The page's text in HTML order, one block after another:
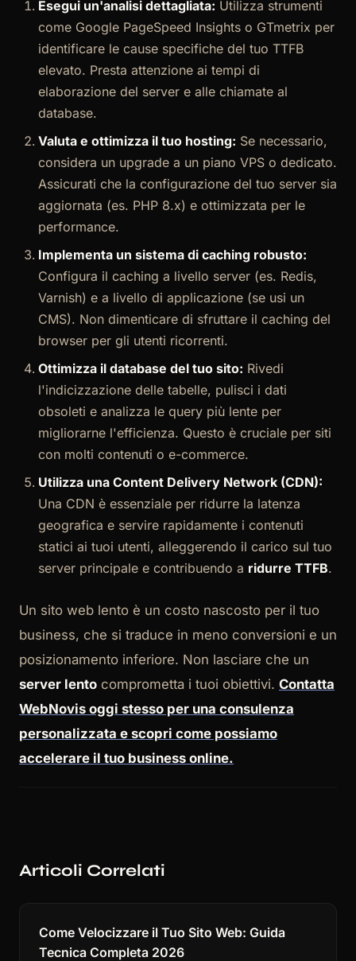
Esegui un'analisi dettagliata: Utilizza strumenti
come Google PageSpeed Insights o GTmetrix per
identificare le cause specifiche del tuo TTFB
elevato. Presta attenzione ai tempi di
elaborazione del server e alle chiamate al
database.
Valuta e ottimizza il tuo hosting: Se necessario,
considera un upgrade a un piano VPS o dedicato.
Assicurati che la configurazione del tuo server sia
aggiornata (es. PHP 8.x) e ottimizzata per le
performance.
Implementa un sistema di caching robusto:
Configura il caching a livello server (es. Redis,
Varnish) e a livello di applicazione (se usi un
CMS). Non dimenticare di sfruttare il caching del
browser per gli utenti ricorrenti.
Ottimizza il database del tuo sito: Rivedi
l'indicizzazione delle tabelle, pulisci i dati
obsoleti e analizza le query più lente per
migliorarne l'efficienza. Questo è cruciale per siti
con molti contenuti o e-commerce.
Utilizza una Content Delivery Network (CDN):
Una CDN è essenziale per ridurre la latenza
geografica e servire rapidamente i contenuti
statici ai tuoi utenti, alleggerendo il carico sul tuo
server principale e contribuendo a ridurre TTFB.
Un sito web lento è un costo nascosto per il tuo
business, che si traduce in meno conversioni e un
posizionamento inferiore. Non lasciare che un
server lento comprometta i tuoi obiettivi. Contatta
WebNovis oggi stesso per una consulenza
personalizzata e scopri come possiamo
accelerare il tuo business online.
Articoli Correlati
Come Velocizzare il Tuo Sito Web: Guida
Tecnica Completa 2026